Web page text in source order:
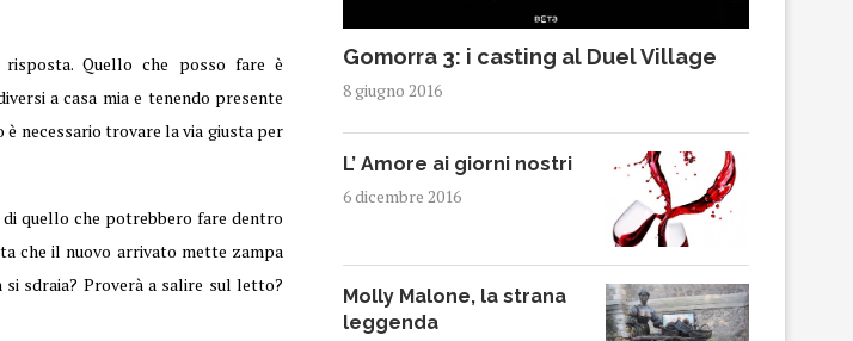
Quello che posso fare è
a casa mia e tenendo presente
è necessario trovare la via giusta per
quello che potrebbero fare dentro
che il nuovo arrivato mette zampa
sdraia? Proverà a salire sul letto?
Gomorra 3: i casting al Duel Village
8 giugno 2016
L’ Amore ai giorni nostri
6 dicembre 2016
Molly Malone, la strana
leggenda